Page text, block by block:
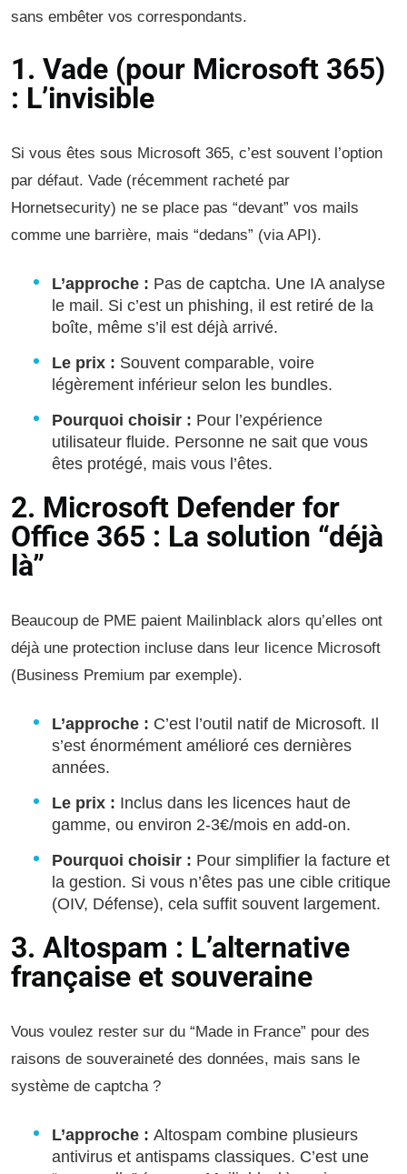
sans embêter vos correspondants.
1. Vade (pour Microsoft 365)
: L’invisible
Si vous êtes sous Microsoft 365, c’est souvent l’option
par défaut. Vade (récemment racheté par
Hornetsecurity) ne se place pas “devant” vos mails
comme une barrière, mais “dedans” (via API).
L’approche : Pas de captcha. Une IA analyse
le mail. Si c’est un phishing, il est retiré de la
boîte, même s’il est déjà arrivé.
Le prix : Souvent comparable, voire
légèrement inférieur selon les bundles.
Pourquoi choisir : Pour l’expérience
utilisateur fluide. Personne ne sait que vous
êtes protégé, mais vous l’êtes.
2. Microsoft Defender for
Office 365 : La solution “déjà
là”
Beaucoup de PME paient Mailinblack alors qu’elles ont
déjà une protection incluse dans leur licence Microsoft
(Business Premium par exemple).
L’approche : C’est l’outil natif de Microsoft. Il
s’est énormément amélioré ces dernières
années.
Le prix : Inclus dans les licences haut de
gamme, ou environ 2-3€/mois en add-on.
Pourquoi choisir : Pour simplifier la facture et
la gestion. Si vous n’êtes pas une cible critique
(OIV, Défense), cela suffit souvent largement.
3. Altospam : L’alternative
française et souveraine
Vous voulez rester sur du “Made in France” pour des
raisons de souveraineté des données, mais sans le
système de captcha ?
L’approche : Altospam combine plusieurs
antivirus et antispams classiques. C’est une